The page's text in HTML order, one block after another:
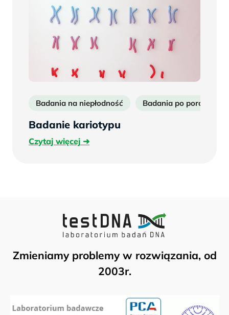
Badania na niepłodność Badania po poronieniu
Badanie kariotypu
Czytaj więcejCzytaj
Zmieniamy problemy w rozwiązania, od
2003r.